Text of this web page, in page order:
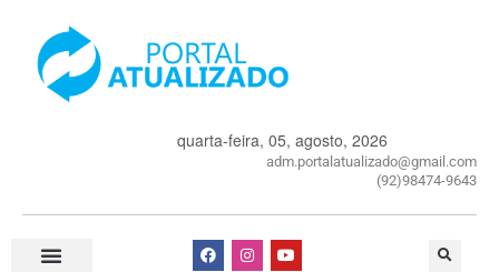
quarta-feira, 05, agosto, 2026
adm.portalatualizado@gmail.com
(92)98474-9643